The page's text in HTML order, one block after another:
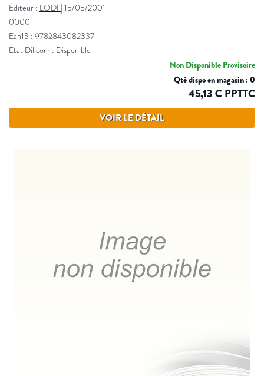
Éditeur : LODI | 15/05/2001
0000
Ean13 : 9782843082337
Etat Dilicom : Disponible
Non Disponible Provisoire
Qté dispo en magasin : 0
45,13 € PPTTC
VOIR LE DÉTAIL